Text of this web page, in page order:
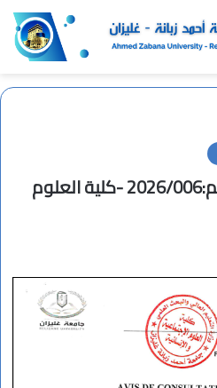
إعلان عن الاستشارة رقم:2026/006 -كلية العلوم